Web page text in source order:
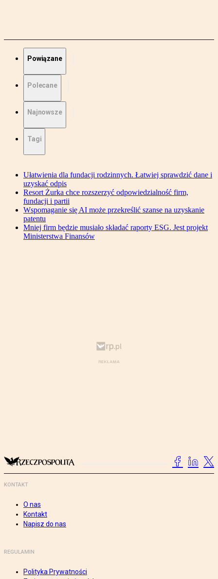
Powiązane
Polecane
Najnowsze
Tagi
Ułatwienia dla fundacji rodzinnych. Łatwiej sprawdzić dane i
uzyskać odpis
Resort Żurka chce rozszerzyć odpowiedzialność firm,
fundacji i partii
Wspomaganie się AI może przekreślić szanse na uzyskanie
patentu
Mniej firm będzie musiało składać raporty ESG. Jest projekt
Ministerstwa Finansów
KONTAKT
O nas
Kontakt
Napisz do nas
REGULAMIN
Polityka Prywatności